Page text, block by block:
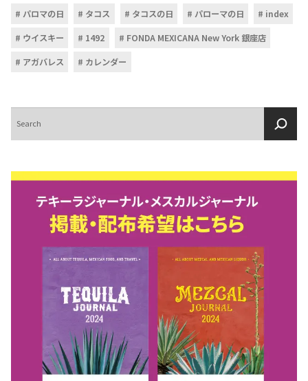
パロマの日 タコス タコスの日 パローマの日
index
ウイスキー
1492
FONDA MEXICANA New York 銀座店
アガバレス
カレンダー
索